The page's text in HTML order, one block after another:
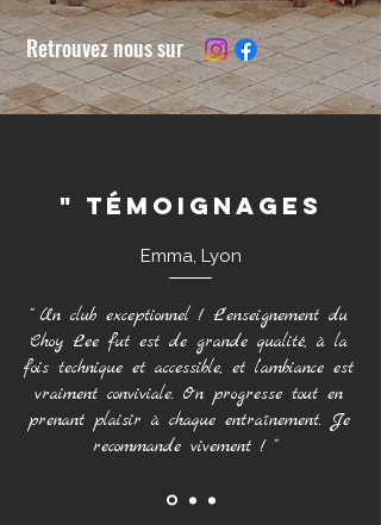
Retrouvez nous sur
" Témoignages
Emma, Lyon
" Un club exceptionnel ! L’enseignement du
Choy Lee fut est de grande qualité, à la
fois technique et accessible, et l’ambiance est
vraiment conviviale. On progresse tout en
prenant plaisir à chaque entraînement. Je
recommande vivement ! "